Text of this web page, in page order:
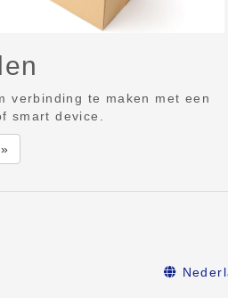
verbinding te maken met een
smart device.